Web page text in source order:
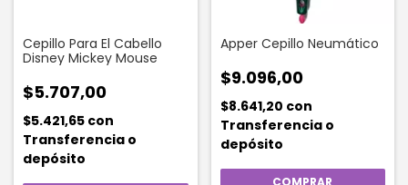
Cepillo Para El Cabello
Disney Mickey Mouse
$5.707,00
$5.421,65 con
Transferencia o
depósito
Apper Cepillo Neumático
$9.096,00
$8.641,20 con
Transferencia o
depósito